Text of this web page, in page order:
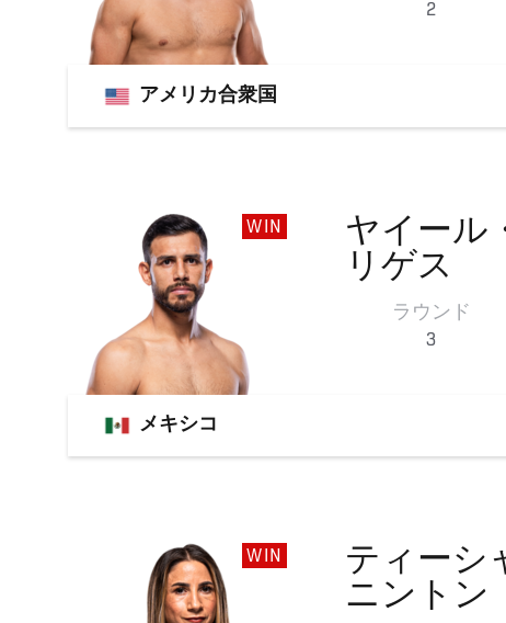
2
アメリカ合衆国
WIN
ヤイール
リゲス
ラウンド
3
メキシコ
WIN ティーシ
ニントン